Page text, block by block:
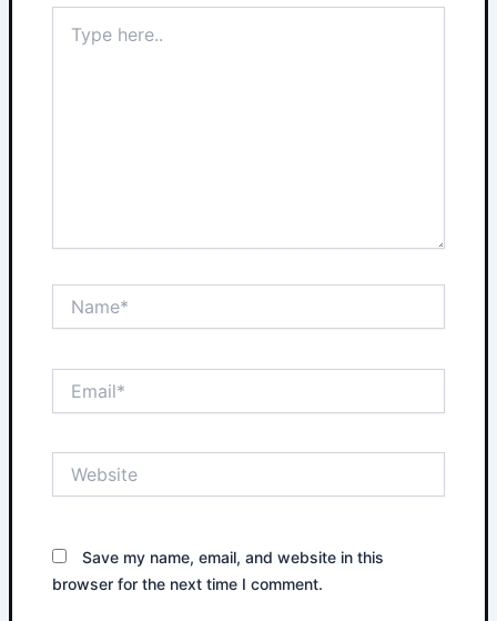
here..
Save my name, email, and website in this
browser for the next time I comment.